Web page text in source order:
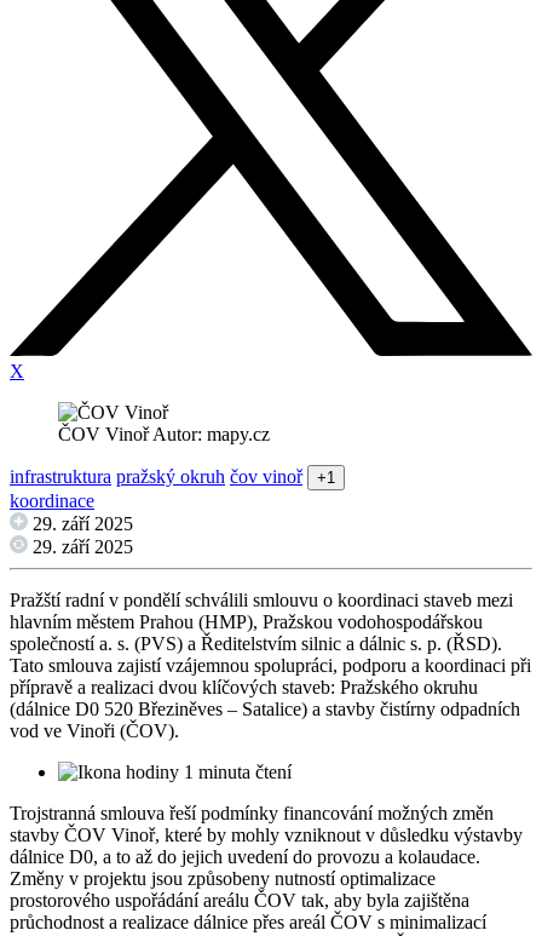
X
ČOV Vinoř Autor: mapy.cz
infrastruktura pražský okruh čov vinoř +1
koordinace
29. září 2025
29. září 2025
Pražští radní v pondělí schválili smlouvu o koordinaci staveb mezi
hlavním městem Prahou (HMP), Pražskou vodohospodářskou
společností a. s. (PVS) a Ředitelstvím silnic a dálnic s. p. (ŘSD).
Tato smlouva zajistí vzájemnou spolupráci, podporu a koordinaci při
přípravě a realizaci dvou klíčových staveb: Pražského okruhu
(dálnice D0 520 Březiněves – Satalice) a stavby čistírny odpadních
vod ve Vinoři (ČOV).
1 minuta čtení
Trojstranná smlouva řeší podmínky financování možných změn
stavby ČOV Vinoř, které by mohly vzniknout v důsledku výstavby
dálnice D0, a to až do jejich uvedení do provozu a kolaudace.
Změny v projektu jsou způsobeny nutností optimalizace
prostorového uspořádání areálu ČOV tak, aby byla zajištěna
průchodnost a realizace dálnice přes areál ČOV s minimalizací